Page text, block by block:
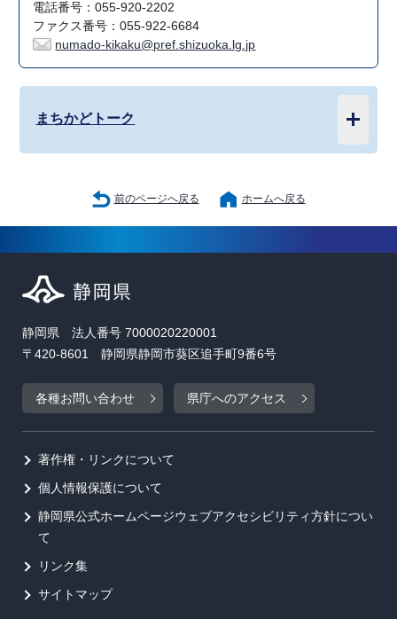
電話番号：055-920-2202
ファクス番号：055-922-6684
numado-kikaku@pref.shizuoka.lg.jp
まちかどトーク
前のページへ戻る ホームへ戻る
静岡県 法人番号 7000020220001
〒420-8601 静岡県静岡市葵区追手町9番6号
各種お問い合わせ 県庁へのアクセス
著作権・リンクについて
個人情報保護について
静岡県公式ホームページウェブアクセシビリティ方針につい
て
リンク集
サイトマップ